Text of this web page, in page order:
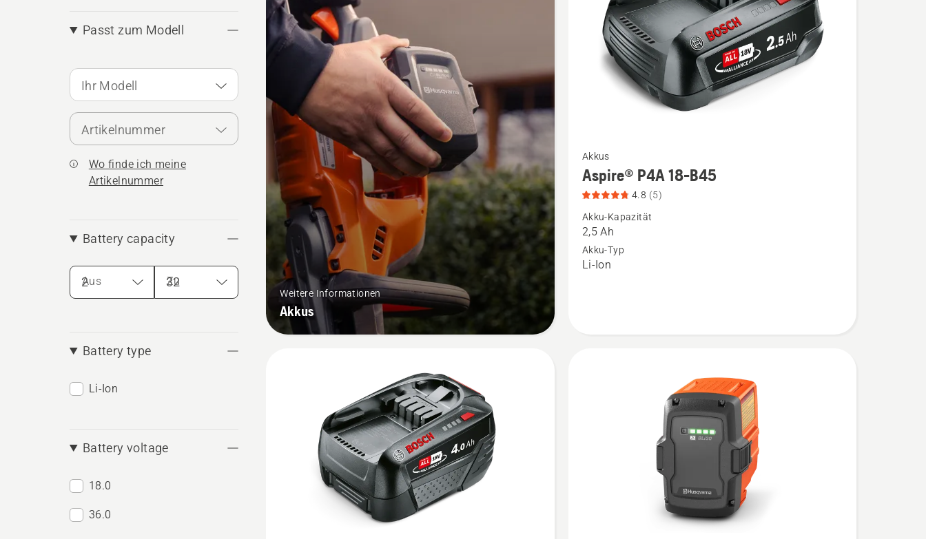
Passt zum Modell
Ihr Modell
Artikelnummer
Wo finde ich meine
Artikelnummer
Battery capacity
Aus Zu
Battery type
Li-Ion
Battery voltage
18.0
36.0
Weitere Informationen
Akkus
Details
P4A
18-
B45
Akkus
Aspire® P4A 18-B45
4.8 (5)
Akku-Kapazität
2,5 Ah
Akku-Typ
Li-Ion